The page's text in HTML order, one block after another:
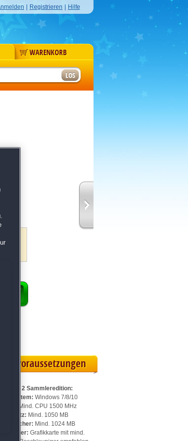
Registrieren Hilfe
WARENKORB
2 Sammleredition:
Windows 7/8/10
Mind. CPU 1500 MHz
Mind. 1050 MB
Mind. 1024 MB
Grafikkarte mit mind.